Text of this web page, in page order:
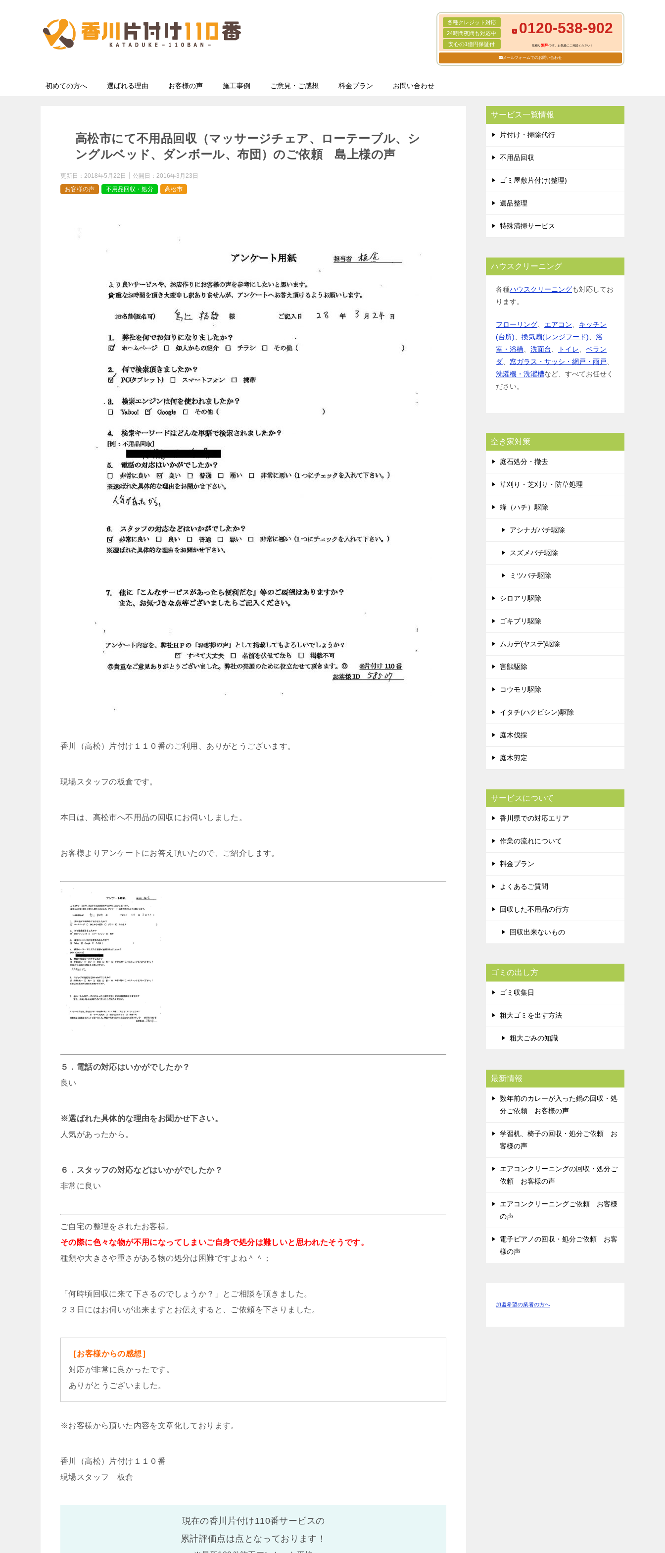
各種クレジット対応
24時間夜間も対応中
安心の1億円保証付
0120-538-902
見積り無料です。お気軽にご相談ください！
メールフォームでのお問い合わせ
初めての方へ 選ばれる理由 お客様の声 施工事例 ご意見・ご感想 料金プラン お問い合わせ
高松市にて不用品回収（マッサージチェア、ローテーブル、シ
ングルベッド、ダンボール、布団）のご依頼 島上様の声
更新日： 2018年5月22日 公開日： 2016年3月23日
お客様の声
不用品回収・処分 高松市
香川（高松）片付け１１０番のご利用、ありがとうございます。
現場スタッフの板倉です。
本日は、高松市へ不用品の回収にお伺いしました。
お客様よりアンケートにお答え頂いたので、ご紹介します。
５．電話の対応はいかがでしたか？
良い
※選ばれた具体的な理由をお聞かせ下さい。
人気があったから。
６．スタッフの対応などはいかがでしたか？
非常に良い
ご自宅の整理をされたお客様。
その際に色々な物が不用になってしまいご自身で処分は難しいと思われたそうです。
種類や大きさや重さがある物の処分は困難ですよね＾＾；
「何時頃回収に来て下さるのでしょうか？」とご相談を頂きました。
２３日にはお伺いが出来ますとお伝えすると、ご依頼を下さりました。
［お客様からの感想］
対応が非常に良かったです。
ありがとうございました。
※お客様から頂いた内容を文章化しております。
香川（高松）片付け１１０番
現場スタッフ 板倉
現在の香川片付け110番サービスの
累計評価点は点となっております！
サービス一覧情報
片付け・掃除代行
不用品回収
ゴミ屋敷片付け(整理)
遺品整理
特殊清掃サービス
ハウスクリーニング
各種ハウスクリーニングも対応してお
ります。
フローリング エアコン
キッチン
(台所)
換気扇(レンジフード)
浴
室・浴槽
洗面台 トイレ
ベラン
ダ
窓ガラス・サッシ・網戸・雨戸
洗濯機・洗濯槽など、すべてお任せく
ださい。
空き家対策
庭石処分・撤去
草刈り・芝刈り・防草処理
蜂（ハチ）駆除
アシナガバチ駆除
スズメバチ駆除
ミツバチ駆除
シロアリ駆除
ゴキブリ駆除
ムカデ(ヤスデ)駆除
害獣駆除
コウモリ駆除
イタチ(ハクビシン)駆除
庭木伐採
庭木剪定
サービスについて
香川県での対応エリア
作業の流れについて
料金プラン
よくあるご質問
回収した不用品の行方
回収出来ないもの
ゴミの出し方
ゴミ収集日
粗大ゴミを出す方法
粗大ごみの知識
最新情報
数年前のカレーが入った鍋の回収・処
分ご依頼 お客様の声
学習机、椅子の回収・処分ご依頼 お
客様の声
エアコンクリーニングの回収・処分ご
依頼 お客様の声
エアコンクリーニングご依頼 お客様
の声
電子ピアノの回収・処分ご依頼 お客
様の声
加盟希望の業者の方へ